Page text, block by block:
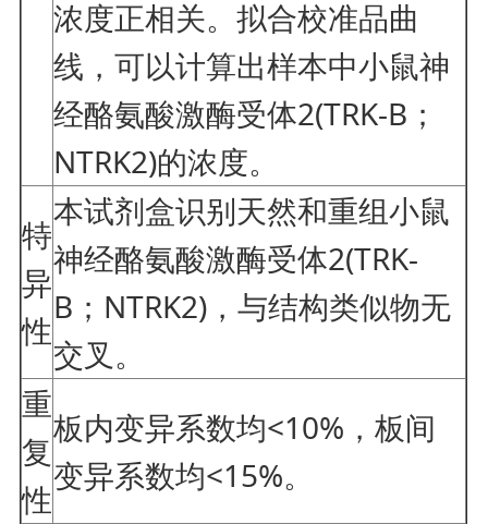
浓度正相关。拟合校准品曲
线，可以计算出样本中小鼠神
经酪氨酸激酶受体2(TRK-B；
NTRK2)的浓度。
特
异
性
本试剂盒识别天然和重组小鼠
神经酪氨酸激酶受体2(TRK-
B；NTRK2)，与结构类似物无
交叉。
重
复
性
板内变异系数均<10%，板间
变异系数均<15%。